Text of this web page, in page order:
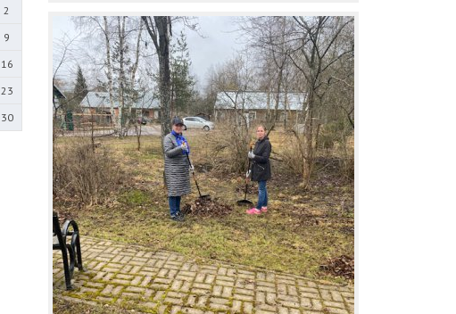
2
9
16
23
30